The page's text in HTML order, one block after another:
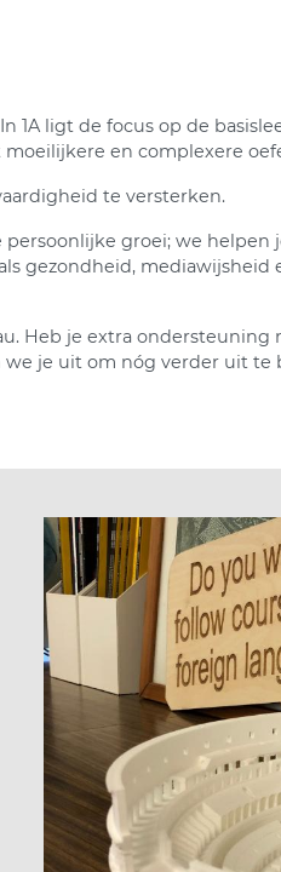
1A ligt de focus op de
en complexere
te versterken.
groei; we
gezondheid,
Heb je extra
je uit om nóg verder uit